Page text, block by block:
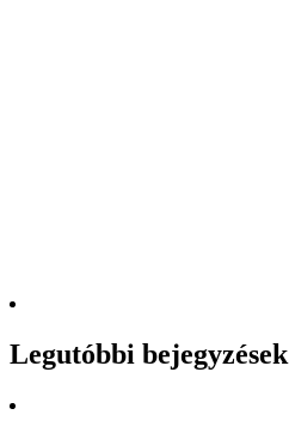
Legutóbbi bejegyzések